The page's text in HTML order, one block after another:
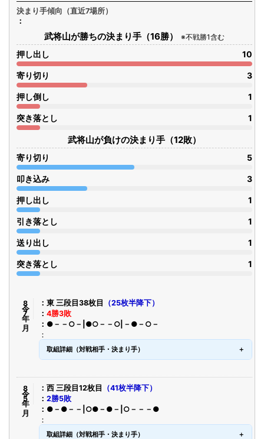
決まり手傾向（直近7場所）
武将山が勝ちの決まり手（16勝） ※不戦勝1含む
押し出し 10
寄り切り 3
押し倒し 1
突き落とし 1
武将山が負けの決まり手（12敗）
寄り切り 5
叩き込み 3
押し出し 1
引き落とし 1
送り出し 1
突き落とし 1
令8年7月 東 三段目38枚目
（25枚半降下）
4勝3敗
●－－○－|●○－－○|－●－○－
取組詳細（対戦相手・決まり手）
令8年5月 西 三段目12枚目
（41枚半降下）
2勝5敗
●－●－－|○●－●－|○－－－●
取組詳細（対戦相手・決まり手）